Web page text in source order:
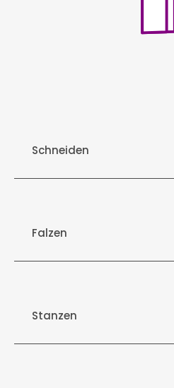
Schneiden
Falzen
Stanzen